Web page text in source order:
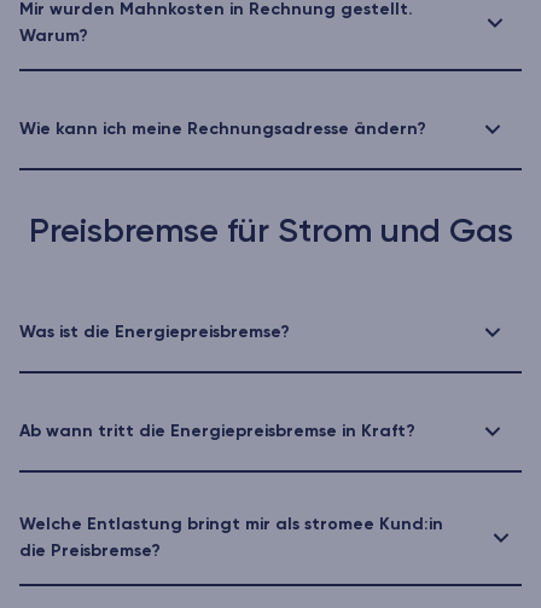
Mir wurden Mahnkosten in Rechnung gestellt.
Warum?
Wie kann ich meine Rechnungsadresse ändern?
Preisbremse für Strom und Gas
Was ist die Energiepreisbremse?
Ab wann tritt die Energiepreisbremse in Kraft?
Welche Entlastung bringt mir als stromee Kund:in
die Preisbremse?